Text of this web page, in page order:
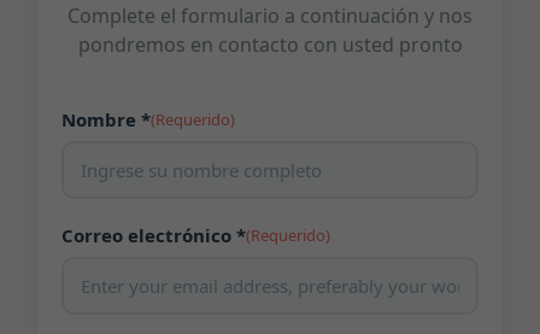
Complete el formulario a continuación y nos
pondremos en contacto con usted pronto
Nombre *(Requerido)
Correo electrónico *(Requerido)